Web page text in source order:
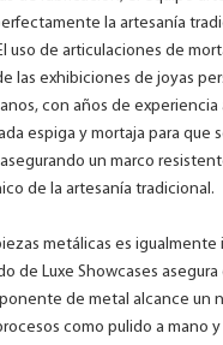
la artesanía
uso de articulaciones de
las exhibiciones de joyas
con años de experiencia
espiga y mortaja para que
un marco
de la artesanía tradicional.
metálicas es igualmente
de Luxe Showcases
de metal alcance un
como pulido a mano y